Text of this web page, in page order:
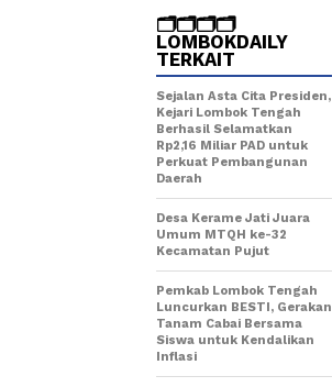
🗂️🗂️🗂️🗂️
LOMBOKDAILY
TERKAIT
Sejalan Asta Cita Presiden,
Kejari Lombok Tengah
Berhasil Selamatkan
Rp2,16 Miliar PAD untuk
Perkuat Pembangunan
Daerah
Desa Kerame Jati Juara
Umum MTQH ke-32
Kecamatan Pujut
Pemkab Lombok Tengah
Luncurkan BESTI, Gerakan
Tanam Cabai Bersama
Siswa untuk Kendalikan
Inflasi